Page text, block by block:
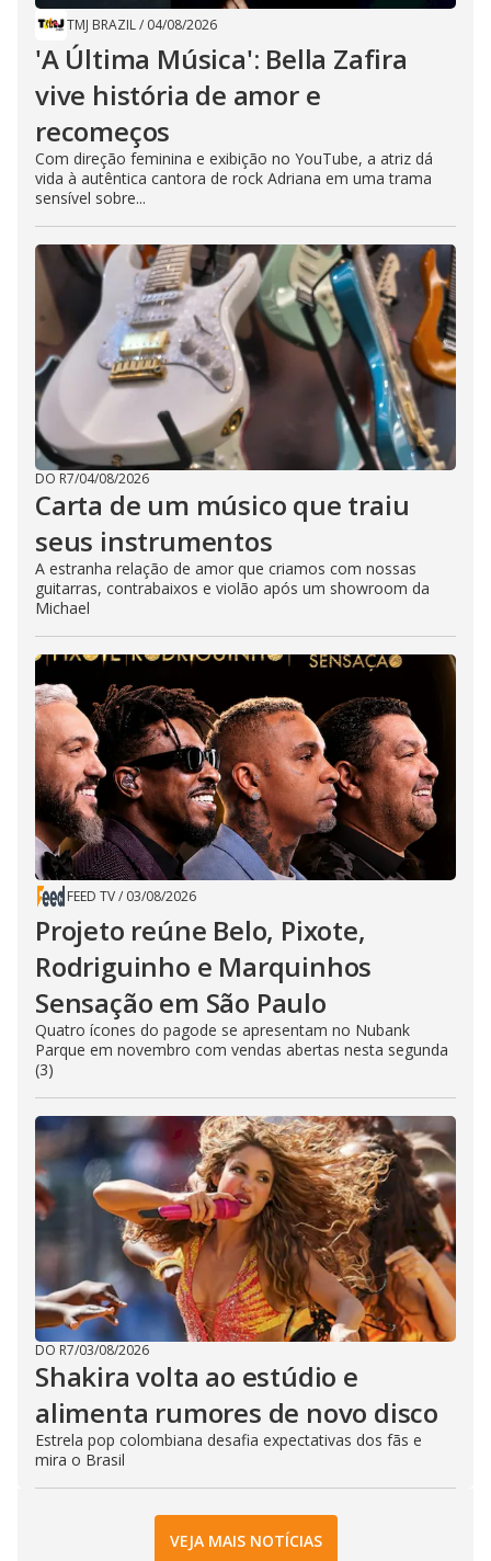
TMJ BRAZIL/ 04/08/2026
'A Última Música': Bella Zafira
vive história de amor e
recomeços
Com direção feminina e exibição no YouTube, a atriz dá
vida à autêntica cantora de rock Adriana em uma trama
sensível sobre...
DO R7/04/08/2026
Carta de um músico que traiu
seus instrumentos
A estranha relação de amor que criamos com nossas
guitarras, contrabaixos e violão após um showroom da
Michael
FEED TV/ 03/08/2026
Projeto reúne Belo, Pixote,
Rodriguinho e Marquinhos
Sensação em São Paulo
Quatro ícones do pagode se apresentam no Nubank
Parque em novembro com vendas abertas nesta segunda
(3)
DO R7/03/08/2026
Shakira volta ao estúdio e
alimenta rumores de novo disco
Estrela pop colombiana desafia expectativas dos fãs e
mira o Brasil
VEJA MAIS NOTÍCIAS